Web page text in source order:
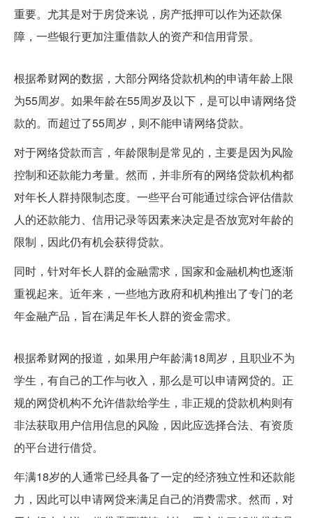
重要。尤其是对于房贷来说，房产抵押可以作为还款保
障，一些银行更加注重借款人的资产和信用背景。
根据希财网的数据，大部分网络贷款机构的申请年龄上限
为55周岁。如果年龄在55周岁及以下，是可以申请网络贷
款的。而超过了55周岁，则不能申请网络贷款。
对于网络贷款而言，年龄限制是常见的，主要是因为风险
控制和还款能力考量。然而，并非所有的网络贷款机构都
对年长人群持限制态度。一些平台可能通过综合评估借款
人的还款能力、信用记录等因素来决定是否放宽对年龄的
限制，因此仍有机会获得贷款。
同时，针对年长人群的金融需求，国家和金融机构也逐渐
重视起来。近年来，一些地方政府和机构推出了专门的老
年金融产品，旨在满足年长人群的资金需求。
根据希财网的报道，如果用户年龄满18周岁，且职业不为
学生，有自己的工作与收入，那么是可以申请网贷的。正
规的网贷机构不允许借款给学生，非正规的贷款机构则有
非法获取用户信用信息的风险，因此应选择合法、有资质
的平台进行借贷。
年满18岁的人通常已经具备了一定的经济独立性和还款能
力，因此可以申请网贷来满足自己的消费需求。然而，对